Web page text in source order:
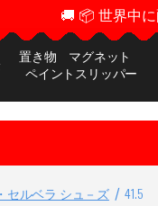
🚚 📦 世界中
置き物 マグネット
ペイントスリッパー
セルベラ シュ－ズ 41.5